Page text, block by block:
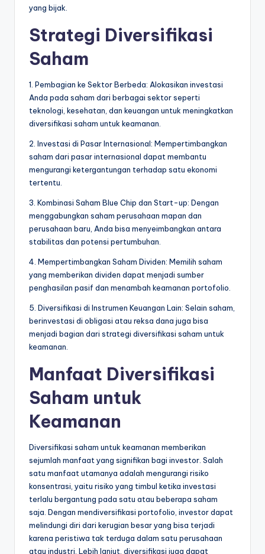
yang bijak.
Strategi Diversifikasi
Saham
1. Pembagian ke Sektor Berbeda: Alokasikan investasi
Anda pada saham dari berbagai sektor seperti
teknologi, kesehatan, dan keuangan untuk meningkatkan
diversifikasi saham untuk keamanan.
2. Investasi di Pasar Internasional: Mempertimbangkan
saham dari pasar internasional dapat membantu
mengurangi ketergantungan terhadap satu ekonomi
tertentu.
3. Kombinasi Saham Blue Chip dan Start-up: Dengan
menggabungkan saham perusahaan mapan dan
perusahaan baru, Anda bisa menyeimbangkan antara
stabilitas dan potensi pertumbuhan.
4. Mempertimbangkan Saham Dividen: Memilih saham
yang memberikan dividen dapat menjadi sumber
penghasilan pasif dan menambah keamanan portofolio.
5. Diversifikasi di Instrumen Keuangan Lain: Selain saham,
berinvestasi di obligasi atau reksa dana juga bisa
menjadi bagian dari strategi diversifikasi saham untuk
keamanan.
Manfaat Diversifikasi
Saham untuk
Keamanan
Diversifikasi saham untuk keamanan memberikan
sejumlah manfaat yang signifikan bagi investor. Salah
satu manfaat utamanya adalah mengurangi risiko
konsentrasi, yaitu risiko yang timbul ketika investasi
terlalu bergantung pada satu atau beberapa saham
saja. Dengan mendiversifikasi portofolio, investor dapat
melindungi diri dari kerugian besar yang bisa terjadi
karena peristiwa tak terduga dalam satu perusahaan
atau industri. Lebih lanjut, diversifikasi juga dapat